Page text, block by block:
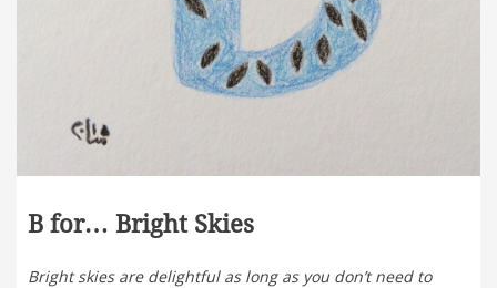
B for… Bright Skies
Bright skies are delightful as long as you don’t need to